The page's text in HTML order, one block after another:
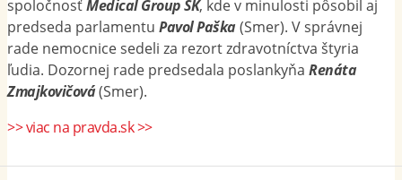
spoločnosťMedical Group SK, kde v minulosti pôsobil aj
predseda parlamentu Pavol Paška(Smer). V správnej
rade nemocnice sedeli za rezort zdravotníctva štyria
ľudia. Dozornej rade predsedala poslankyňa Renáta
Zmajkovičová(Smer).
>> viac na pravda.sk >>